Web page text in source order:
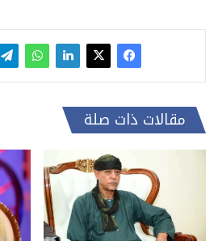
مقالات ذات صلة